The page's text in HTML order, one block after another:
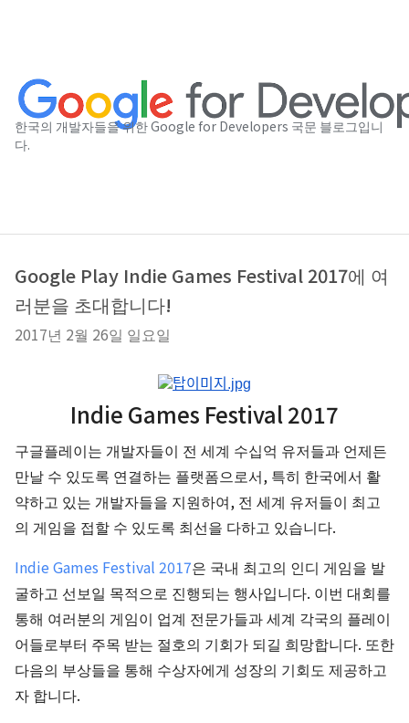
한국의 개발자들을 위한 Google for Developers 국문 블로그입니
다.
Google Play Indie Games Festival 2017에 여
러분을 초대합니다!
2017년 2월 26일 일요일
Indie Games Festival 2017
구글플레이는 개발자들이 전 세계 수십억 유저들과 언제든
만날 수 있도록 연결하는 플랫폼으로서, 특히 한국에서 활
약하고 있는 개발자들을 지원하여, 전 세계 유저들이 최고
의 게임을 접할 수 있도록 최선을 다하고 있습니다.
Indie Games Festival 2017은 국내 최고의 인디 게임을 발
굴하고 선보일 목적으로 진행되는 행사입니다. 이번 대회를
통해 여러분의 게임이 업계 전문가들과 세계 각국의 플레이
어들로부터 주목 받는 절호의 기회가 되길 희망합니다. 또한
다음의 부상들을 통해 수상자에게 성장의 기회도 제공하고
자 합니다.